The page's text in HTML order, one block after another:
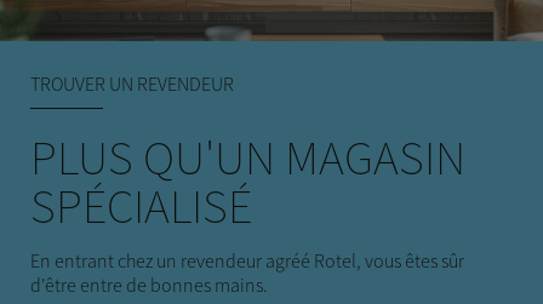
TROUVER UN REVENDEUR
PLUS QU'UN MAGASIN
SPÉCIALISÉ
En entrant chez un revendeur agréé Rotel, vous êtes sûr
d'être entre de bonnes mains.